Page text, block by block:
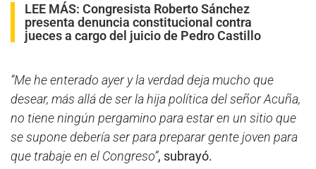
LEE MÁS: Congresista Roberto Sánchez
presenta denuncia constitucional contra
jueces a cargo del juicio de Pedro Castillo
“Me he enterado ayer y la verdad deja mucho que
desear, más allá de ser la hija política del señor Acuña,
no tiene ningún pergamino para estar en un sitio que
se supone debería ser para preparar gente joven para
que trabaje en el Congreso”, subrayó.